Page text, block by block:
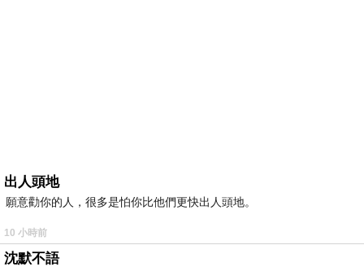
出人頭地
願意勸你的人，很多是怕你比他們更快出人頭地。
10 小時前
沈默不語